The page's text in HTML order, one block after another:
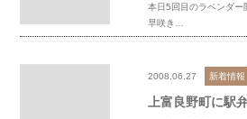
本日5回目のラベンダー
早咲き…
2008.06.27 新着情報
上富良野町に駅